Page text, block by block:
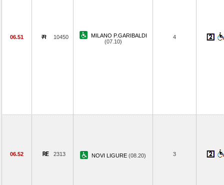
06.51 10450
MILANO P.GARIBALDI
(07.10)
4
06.52 2313 NOVI LIGURE (08.20) 3